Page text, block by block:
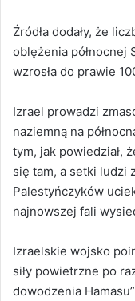
Źródła dodały, że
oblężenia północnej
wzrosła do prawie
Izrael prowadzi
naziemną na
tym, jak powiedział,
się tam, a setki ludzi
Palestyńczyków
najnowszej fali
Izraelskie wojsko
siły powietrzne po
dowodzenia